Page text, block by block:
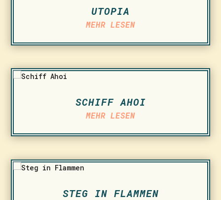
UTOPIA
MEHR LESEN
SCHIFF AHOI
MEHR LESEN
STEG IN FLAMMEN